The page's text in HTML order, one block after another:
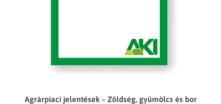
Agrárpiaci jelentések – Zöldség, gyümölcs és bor